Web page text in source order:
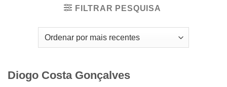
FILTRAR PESQUISA
Diogo Costa Gonçalves